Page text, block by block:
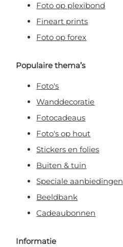
Foto op plexibond
Fineart prints
Foto op forex
Populaire thema’s
Foto's
Wanddecoratie
Fotocadeaus
Foto's op hout
Stickers en folies
Buiten & tuin
Speciale aanbiedingen
Beeldbank
Cadeaubonnen
Informatie